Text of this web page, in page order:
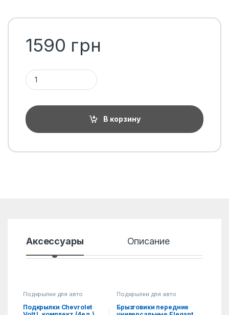
1590 грн
Количество 1ТП1Т
В корзину
Аксессуары Описание
Подкрылки для авто
Подкрылки Chevrolet
Подкрылки для авто
Брызговики передние